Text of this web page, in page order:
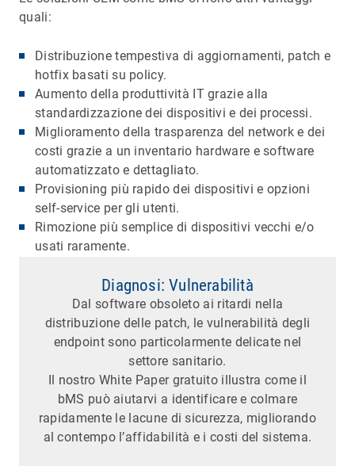
quali:
Distribuzione tempestiva di aggiornamenti, patch e
hotfix basati su policy.
Aumento della produttività IT grazie alla
standardizzazione dei dispositivi e dei processi.
Miglioramento della trasparenza del network e dei
costi grazie a un inventario hardware e software
automatizzato e dettagliato.
Provisioning più rapido dei dispositivi e opzioni
self-service per gli utenti.
Rimozione più semplice di dispositivi vecchi e/o
usati raramente.
Diagnosi: Vulnerabilità
Dal software obsoleto ai ritardi nella
distribuzione delle patch, le vulnerabilità degli
endpoint sono particolarmente delicate nel
settore sanitario.
Il nostro White Paper gratuito illustra come il
bMS può aiutarvi a identificare e colmare
rapidamente le lacune di sicurezza, migliorando
al contempo l’affidabilità e i costi del sistema.